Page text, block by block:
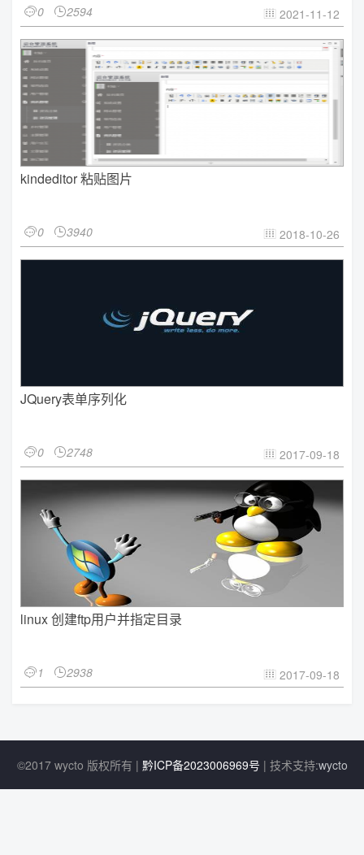
0 2594  2021-11-12
kindeditor 粘贴图片
0 3940  2018-10-26
JQuery表单序列化
0 2748  2017-09-18
linux 创建ftp用户并指定目录
1 2938  2017-09-18
©2017 wycto 版权所有 | 黔ICP备2023006969号 | 技术支持:wycto